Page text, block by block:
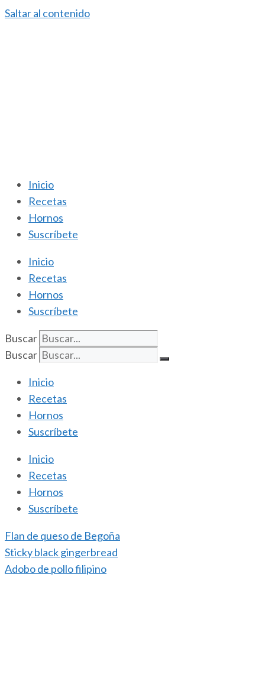
Saltar al contenido
Inicio
Recetas
Hornos
Suscríbete
Inicio
Recetas
Hornos
Suscríbete
Buscar
Buscar
Inicio
Recetas
Hornos
Suscríbete
Inicio
Recetas
Hornos
Suscríbete
Flan de queso de Begoña
Sticky black gingerbread
Adobo de pollo filipino